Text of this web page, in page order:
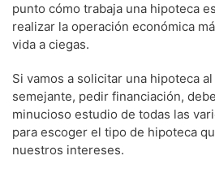
punto cómo trabaja una hipoteca
realizar la operación económica
vida a ciegas.
Si vamos a solicitar una hipoteca
semejante, pedir financiación,
minucioso estudio de todas las
para escoger el tipo de hipoteca
nuestros intereses.